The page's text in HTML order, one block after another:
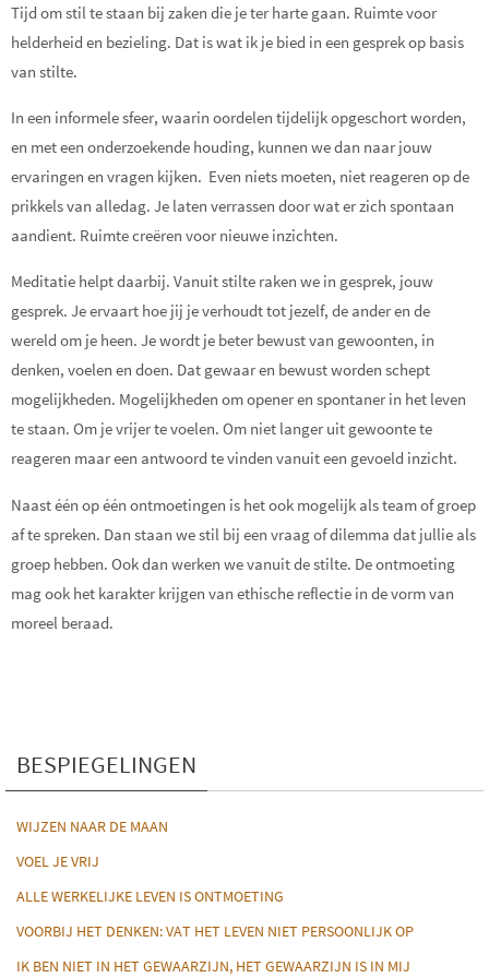
Tijd om stil te staan bij zaken die je ter harte gaan. Ruimte voor
helderheid en bezieling. Dat is wat ik je bied in een gesprek op basis
van stilte.
In een informele sfeer, waarin oordelen tijdelijk opgeschort worden,
en met een onderzoekende houding, kunnen we dan naar jouw
ervaringen en vragen kijken. Even niets moeten, niet reageren op de
prikkels van alledag. Je laten verrassen door wat er zich spontaan
aandient. Ruimte creëren voor nieuwe inzichten.
Meditatie helpt daarbij. Vanuit stilte raken we in gesprek, jouw
gesprek. Je ervaart hoe jij je verhoudt tot jezelf, de ander en de
wereld om je heen. Je wordt je beter bewust van gewoonten, in
denken, voelen en doen. Dat gewaar en bewust worden schept
mogelijkheden. Mogelijkheden om opener en spontaner in het leven
te staan. Om je vrijer te voelen. Om niet langer uit gewoonte te
reageren maar een antwoord te vinden vanuit een gevoeld inzicht.
Naast één op één ontmoetingen is het ook mogelijk als team of groep
af te spreken. Dan staan we stil bij een vraag of dilemma dat jullie als
groep hebben. Ook dan werken we vanuit de stilte. De ontmoeting
mag ook het karakter krijgen van ethische reflectie in de vorm van
moreel beraad.
BESPIEGELINGEN
WIJZEN NAAR DE MAAN
VOEL JE VRIJ
ALLE WERKELIJKE LEVEN IS ONTMOETING
VOORBIJ HET DENKEN: VAT HET LEVEN NIET PERSOONLIJK OP
IK BEN NIET IN HET GEWAARZIJN, HET GEWAARZIJN IS IN MIJ